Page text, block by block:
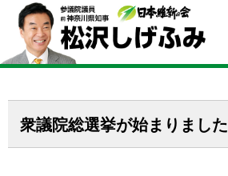
衆議院総選挙が始まりました